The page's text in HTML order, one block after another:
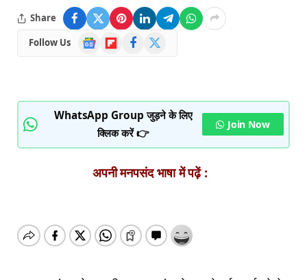
Share
Follow Us
Google
News
FlipboardFacebook
WhatsApp Group जुड़ने के लिए
क्लिक करें 👉
Join Now
अपनी मनपसंद भाषा में पढ़ें :